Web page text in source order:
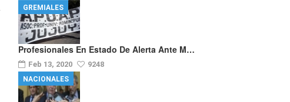
Profesionales En Estado De Alerta Ante M…
Feb 13, 2020 9248
GREMIALES
NACIONALES